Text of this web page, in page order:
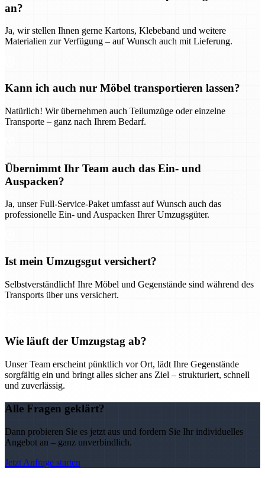
an?
Ja, wir stellen Ihnen gerne Kartons, Klebeband und weitere
Materialien zur Verfügung – auf Wunsch auch mit Lieferung.
Kann ich auch nur Möbel transportieren lassen?
Natürlich! Wir übernehmen auch Teilumzüge oder einzelne
Transporte – ganz nach Ihrem Bedarf.
Übernimmt Ihr Team auch das Ein- und
Auspacken?
Ja, unser Full-Service-Paket umfasst auf Wunsch auch das
professionelle Ein- und Auspacken Ihrer Umzugsgüter.
Ist mein Umzugsgut versichert?
Selbstverständlich! Ihre Möbel und Gegenstände sind während des
Transports über uns versichert.
Wie läuft der Umzugstag ab?
Unser Team erscheint pünktlich vor Ort, lädt Ihre Gegenstände
sorgfältig ein und bringt alles sicher ans Ziel – strukturiert, schnell
und zuverlässig.
Alle Fragen geklärt?
Dann probieren Sie es jetzt aus und fordern Sie Ihr individuelles
Angebot an – ganz unverbindlich.
Jetzt Anfrage starten